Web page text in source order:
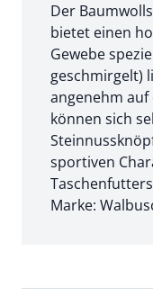
Der
bietet einen
Gewebe
geschmirgelt)
angenehm auf
können sich
sportiven
Marke: